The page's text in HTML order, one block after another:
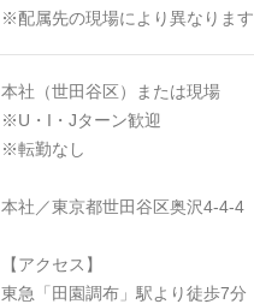
※配属先の現場により異なります
本社（世田谷区）または現場
※U・I・Jターン歓迎
※転勤なし
本社／東京都世田谷区奥沢4-4-4
【アクセス】
東急「田園調布」駅より徒歩7分